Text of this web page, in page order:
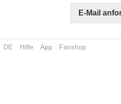
E-Mail
DE Hilfe App Fanshop